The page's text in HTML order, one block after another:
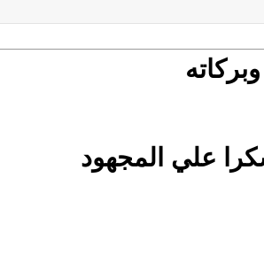
علي المجهود